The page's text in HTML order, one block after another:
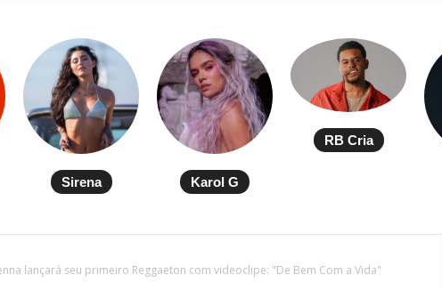
Sirena Karol G
RB Cria
lançará seu primeiro Reggaeton com videoclipe: "De Bem Com a Vida"